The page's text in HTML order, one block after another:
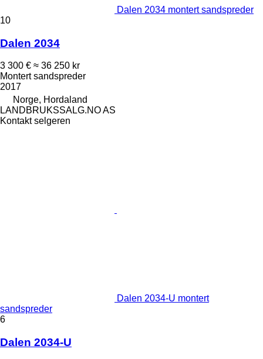
Dalen 2034 montert sandspreder
10
Dalen 2034
3 300 € ≈ 36 250 kr
Montert sandspreder
2017
Norge, Hordaland
LANDBRUKSSALG.NO AS
Kontakt selgeren
Dalen 2034-U montert
sandspreder
6
Dalen 2034-U